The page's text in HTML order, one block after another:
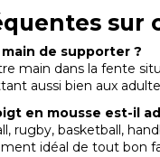
sur
de supporter ?
main dans la fente
aussi bien aux
en mousse est-il
rugby, basketball,
idéal de tout bon